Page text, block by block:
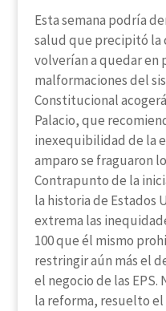
Esta semana podría
salud que precipitó la
volverían a quedar en
malformaciones del
Constitucional
Palacio, que
inexequibilidad de la
amparo se fraguaron
Contrapunto de la
la historia de Estados
extrema las
100 que él mismo
restringir aún más el
el negocio de las EPS.
la reforma, resuelto el